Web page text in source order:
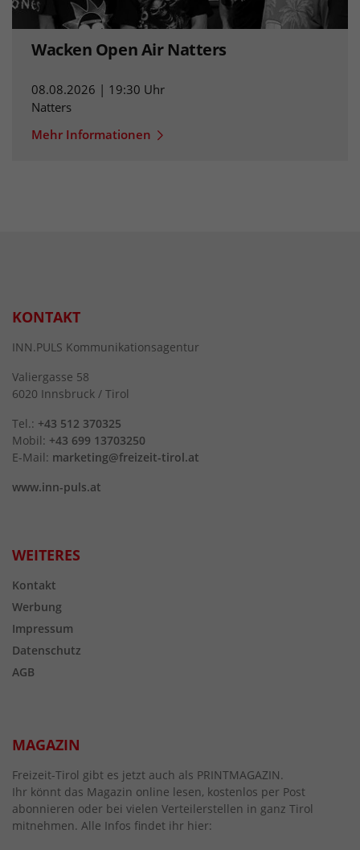
Wacken Open Air Natters
08.08.2026 | 19:30 Uhr
Natters
Mehr Informationen
KONTAKT
INN.PULS Kommunikationsagentur
Valiergasse 58
6020 Innsbruck / Tirol
Tel.: +43 512 370325
Mobil: +43 699 13703250
E-Mail: marketing@freizeit-tirol.at
www.inn-puls.at
WEITERES
Kontakt
Werbung
Impressum
Datenschutz
AGB
MAGAZIN
Freizeit-Tirol gibt es jetzt auch als PRINTMAGAZIN.
Ihr könnt das Magazin online lesen, kostenlos per Post
abonnieren oder bei vielen Verteilerstellen in ganz Tirol
mitnehmen. Alle Infos findet ihr hier: